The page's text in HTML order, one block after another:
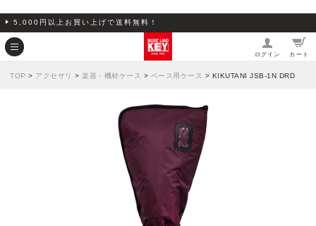
5,000円以上お買い上げで送料無料！
ログイン カート
TOP > アクセサリ > 楽器・機材ケース > ベース用ケース > KIKUTANI JSB-1N DRD